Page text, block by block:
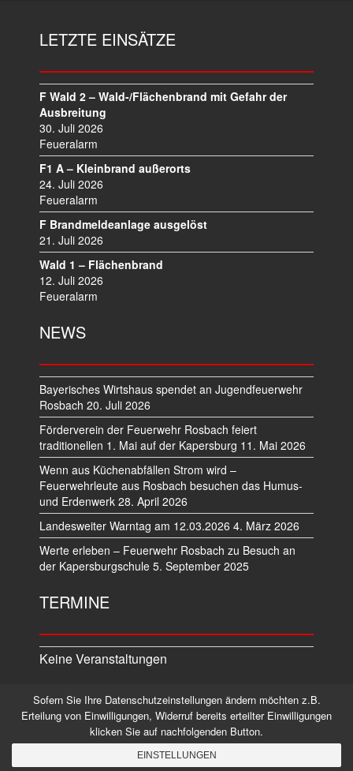
LETZTE EINSÄTZE
F Wald 2 – Wald-/Flächenbrand mit Gefahr der
Ausbreitung
30. Juli 2026
Feueralarm
F1 A – Kleinbrand außerorts
24. Juli 2026
Feueralarm
F Brandmeldeanlage ausgelöst
21. Juli 2026
Wald 1 – Flächenbrand
12. Juli 2026
Feueralarm
NEWS
Bayerisches Wirtshaus spendet an Jugendfeuerwehr
Rosbach 20. Juli 2026
Förderverein der Feuerwehr Rosbach feiert
traditionellen 1. Mai auf der Kapersburg 11. Mai 2026
Wenn aus Küchenabfällen Strom wird –
Feuerwehrleute aus Rosbach besuchen das Humus-
und Erdenwerk 28. April 2026
Landesweiter Warntag am 12.03.2026 4. März 2026
Werte erleben – Feuerwehr Rosbach zu Besuch an
der Kapersburgschule 5. September 2025
TERMINE
Keine Veranstaltungen
Datenschutz Impressum
©2026 Alle Rechte vorbehalten.
Sofern Sie Ihre Datenschutzeinstellungen ändern möchten z.B.
Erteilung von Einwilligungen, Widerruf bereits erteilter Einwilligungen
klicken Sie auf nachfolgenden Button.
EINSTELLUNGEN